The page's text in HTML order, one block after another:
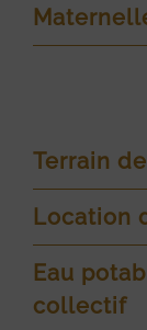
Terrain
Location
Eau
collectif